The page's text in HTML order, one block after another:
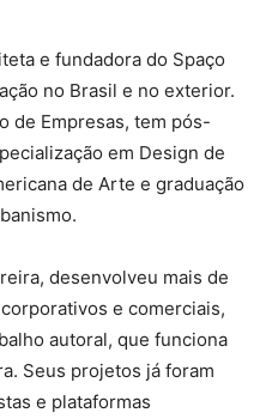
e fundadora do Spaço
no Brasil e no exterior.
de Empresas, tem pós-
em Design de
de Arte e graduação
desenvolveu mais de
e comerciais,
autoral, que funciona
Seus projetos já foram
e plataformas